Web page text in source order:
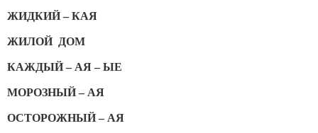
ЖИДКИЙ – КАЯ
ЖИЛОЙ ДОМ
КАЖДЫЙ – АЯ – ЫЕ
МОРОЗНЫЙ – АЯ
ОСТОРОЖНЫЙ – АЯ